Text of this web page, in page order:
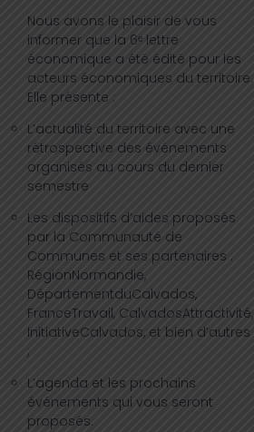
Nous avons le plaisir de vous
informer que la 6ᵉ lettre
économique a été édité pour les
acteurs économiques du territoire.
Elle présente :
L’actualité du territoire avec une
rétrospective des événements
organisés au cours du dernier
semestre
Les dispositifs d’aides proposés
par la Communauté de
Communes et ses partenaires :
RégionNormandie,
DépartementduCalvados,
FranceTravail, CalvadosAttractivité,
InitiativeCalvados, et bien d’autres
;
L’agenda et les prochains
événements qui vous seront
proposés.